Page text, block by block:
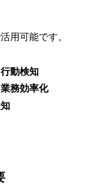
用可能です。
動検知
務効率化